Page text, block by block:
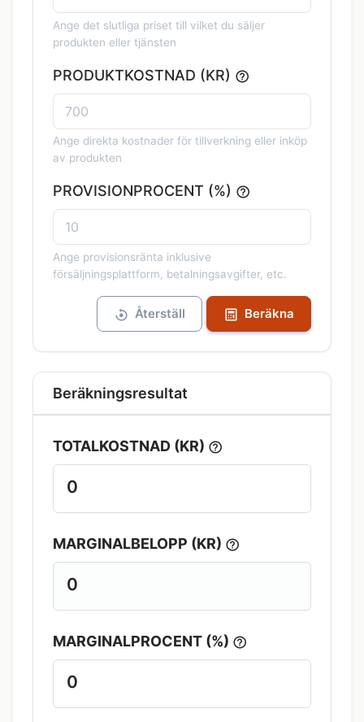
Ange det slutliga priset till vilket du säljer
produkten eller tjänsten
PRODUKTKOSTNAD (KR)
Ange direkta kostnader för tillverkning eller inköp
av produkten
PROVISIONPROCENT (%)
Ange provisionsränta inklusive
försäljningsplattform, betalningsavgifter, etc.
Återställ Beräkna
Beräkningsresultat
TOTALKOSTNAD (KR)
0
MARGINALBELOPP (KR)
0
MARGINALPROCENT (%)
0